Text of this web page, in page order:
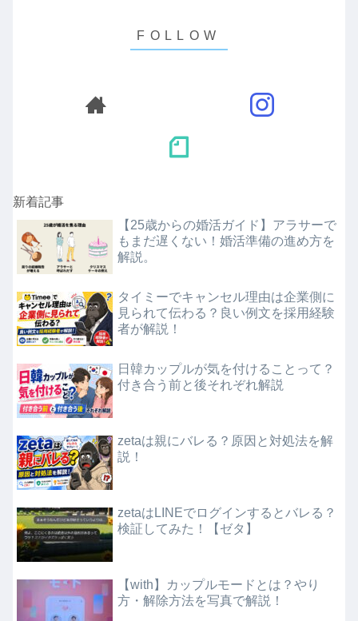
新着記事
【25歳からの婚活ガイド】アラサーで
もまだ遅くない！婚活準備の進め方を
解説。
タイミーでキャンセル理由は企業側に
見られて伝わる？良い例文を採用経験
者が解説！
日韓カップルが気を付けることって？
付き合う前と後それぞれ解説
zetaは親にバレる？原因と対処法を解
説！
zetaはLINEでログインするとバレる？
検証してみた！【ゼタ】
【with】カップルモードとは？やり
方・解除方法を写真で解説！